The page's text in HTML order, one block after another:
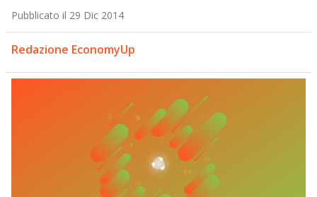
Pubblicato il 29 Dic 2014
Redazione EconomyUp